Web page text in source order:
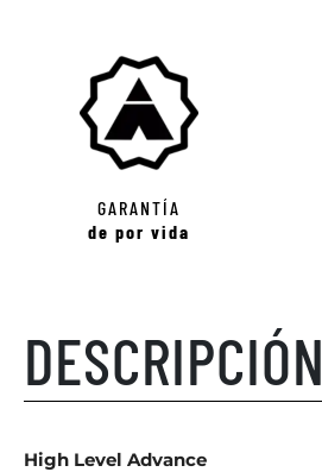
GARANTÍA
de por vida
DESCRIPCIÓN
High Level Advance